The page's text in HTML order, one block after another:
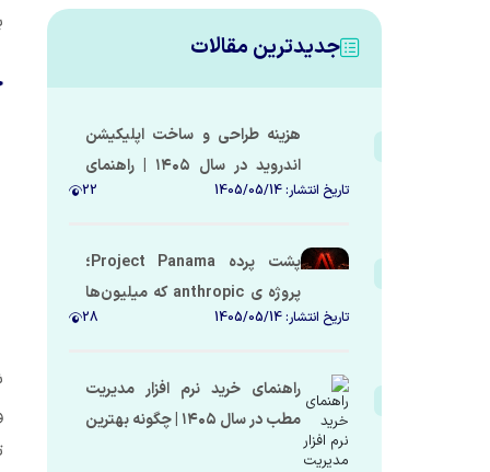
جدیدترین مقالات
هزینه طراحی و ساخت اپلیکیشن
اندروید در سال ۱۴۰۵ | راهنمای
کامل و شفافتاریخ انتشار:1405/05/14
22
پشت پرده Project Panama؛
پروژه‌ ی anthropic که میلیون‌ها
کتاب را به غذای هوش مصنوعیتاریخ انتشار:1405/05/14
28
راهنمای خرید نرم افزار مدیریت
مطب در سال ۱۴۰۵ | چگونه بهترین